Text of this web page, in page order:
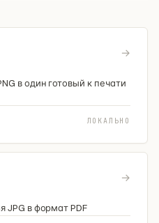
→
в один готовый к печати
ЛОКАЛЬНО
→
JPG в формат PDF